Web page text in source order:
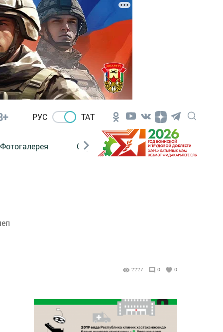
РУС ТАТ
Фотогалерея Сораштыру
2227 0 0